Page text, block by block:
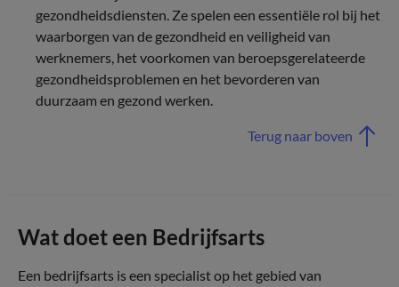
gezondheidsdiensten. Ze spelen een essentiële rol bij het
waarborgen van de gezondheid en veiligheid van
werknemers, het voorkomen van beroepsgerelateerde
gezondheidsproblemen en het bevorderen van
duurzaam en gezond werken.
Terug naar boven
Wat doet een Bedrijfsarts
Een bedrijfsarts is een specialist op het gebied van